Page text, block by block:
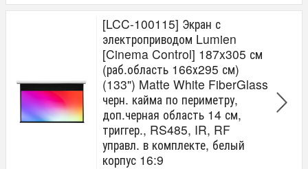
[LCC-100115] Экран с
электроприводом Lumien
[Cinema Control] 187x305 см
(раб.область 166х295 см)
(133") Matte White FiberGlass
черн. кайма по периметру,
доп.черная область 14 см,
триггер., RS485, IR, RF
управл. в комплекте, белый
корпус 16:9